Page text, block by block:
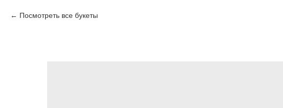
Посмотреть все букеты